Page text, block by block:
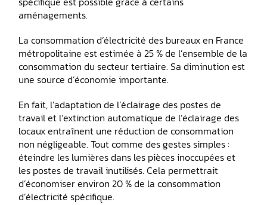
aménagements.
La consommation d’électricité des bureaux en France
métropolitaine est estimée à 25 % de l’ensemble de la
consommation du secteur tertiaire. Sa diminution est
une source d’économie importante.
En fait, l’adaptation de l’éclairage des postes de
travail et l’extinction automatique de l’éclairage des
locaux entraînent une réduction de consommation
non négligeable. Tout comme des gestes simples :
éteindre les lumières dans les pièces inoccupées et
les postes de travail inutilisés. Cela permettrait
d’économiser environ 20 % de la consommation
d’électricité spécifique.